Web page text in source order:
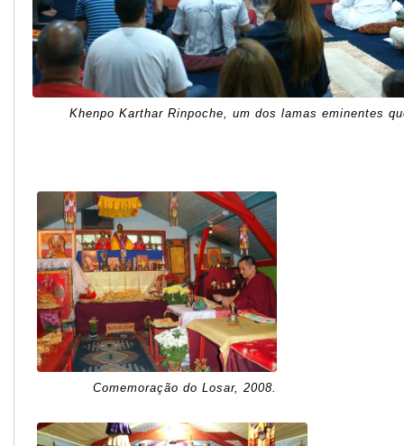
Khenpo Karthar Rinpoche, um dos lamas eminentes
Comemoração do Losar, 2008.